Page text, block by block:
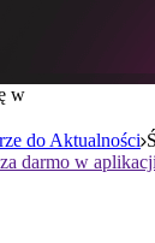
w
do Aktualności
darmo w